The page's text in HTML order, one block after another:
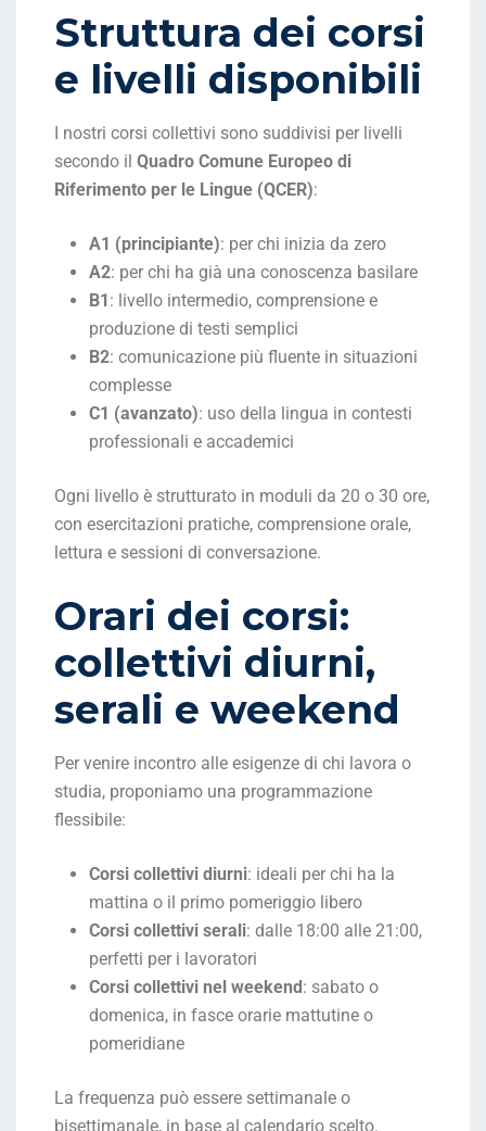
Struttura dei corsi
e livelli disponibili
I nostri corsi collettivi sono suddivisi per livelli
secondo il Quadro Comune Europeo di
Riferimento per le Lingue (QCER):
A1 (principiante): per chi inizia da zero
A2: per chi ha già una conoscenza basilare
B1: livello intermedio, comprensione e
produzione di testi semplici
B2: comunicazione più fluente in situazioni
complesse
C1 (avanzato): uso della lingua in contesti
professionali e accademici
Ogni livello è strutturato in moduli da 20 o 30 ore,
con esercitazioni pratiche, comprensione orale,
lettura e sessioni di conversazione.
Orari dei corsi:
collettivi diurni,
serali e weekend
Per venire incontro alle esigenze di chi lavora o
studia, proponiamo una programmazione
flessibile:
Corsi collettivi diurni: ideali per chi ha la
mattina o il primo pomeriggio libero
Corsi collettivi serali: dalle 18:00 alle 21:00,
perfetti per i lavoratori
Corsi collettivi nel weekend: sabato o
domenica, in fasce orarie mattutine o
pomeridiane
La frequenza può essere settimanale o
bisettimanale, in base al calendario scelto.